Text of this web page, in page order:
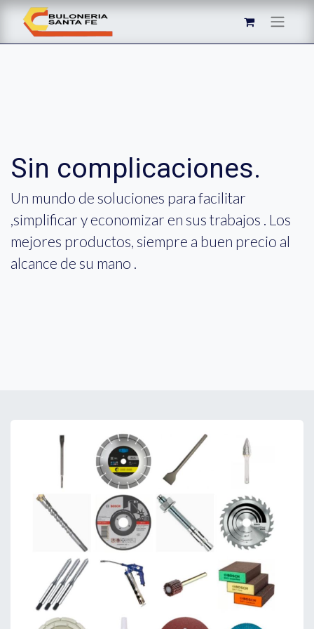
Sin complicaciones.
Un mundo de soluciones para facilitar
,simplificar y economizar en sus trabajos . Los
mejores productos, siempre a buen precio al
alcance de su mano .